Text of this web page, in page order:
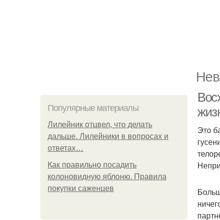
Популярные материалы
Лилейник отцвел, что делать
дальше. Лилейники в вопросах и
ответах…
Как правильно посадить
колоновидную яблоню. Правила
покупки саженцев
Это